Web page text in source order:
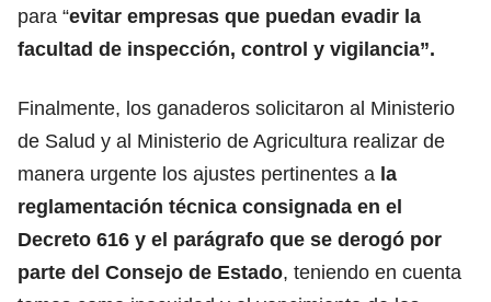
para “evitar empresas que puedan evadir la
facultad de inspección, control y vigilancia”.
Finalmente, los ganaderos solicitaron al Ministerio
de Salud y al Ministerio de Agricultura realizar de
manera urgente los ajustes pertinentes a la
reglamentación técnica consignada en el
Decreto 616 y el parágrafo que se derogó por
parte del Consejo de Estado, teniendo en cuenta